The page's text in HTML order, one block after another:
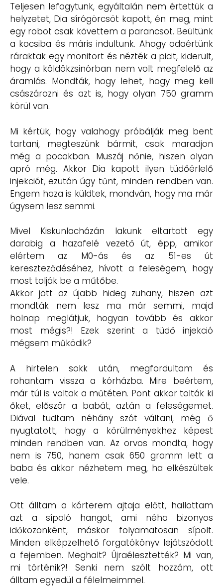
Teljesen lefagytunk, egyáltalán nem értettük a
helyzetet, Dia sírógörcsöt kapott, én meg, mint
egy robot csak követtem a parancsot. Beültünk
a kocsiba és máris indultunk. Ahogy odaértünk
ráraktak egy monitort és nézték a picit, kiderült,
hogy a köldökzsinórban nem volt megfelelő az
áramlás. Mondták, hogy lehet, hogy meg kell
császározni és azt is, hogy olyan 750 gramm
körül van.
Mi kértük, hogy valahogy próbálják meg bent
tartani, megteszünk bármit, csak maradjon
még a pocakban. Muszáj nőnie, hiszen olyan
apró még. Akkor Dia kapott ilyen tüdőérlelő
injekciót, ezután úgy tűnt, minden rendben van.
Engem haza is küldtek, mondván, hogy ma már
úgysem lesz semmi.
Mivel Kiskunlacházán lakunk eltartott egy
darabig a hazafelé vezető út, épp, amikor
elértem az M0-ás és az 51-es út
kereszteződéséhez, hívott a feleségem, hogy
most tolják be a műtőbe.
Akkor jött az újabb hideg zuhany, hiszen azt
mondták nem lesz ma már semmi, majd
holnap meglátjuk, hogyan tovább és akkor
most mégis?! Ezek szerint a tüdő injekció
mégsem működik?
A hirtelen sokk után, megfordultam és
rohantam vissza a kórházba. Mire beértem,
már túl is voltak a műtéten. Pont akkor tolták ki
őket, először a babát, aztán a feleségemet.
Diával tudtam néhány szót váltani, még ő
nyugtatott, hogy a körülményekhez képest
minden rendben van. Az orvos mondta, hogy
nem is 750, hanem csak 650 gramm lett a
baba és akkor nézhetem meg, ha elkészültek
vele.
Ott álltam a kórterem ajtaja előtt, hallottam
azt a sípoló hangot, ami néha bizonyos
időközönként, máskor folyamatosan sípolt.
Minden elképzelhető forgatókönyv lejátszódott
a fejemben. Meghalt? Újraélesztették? Mi van,
mi történik?! Senki nem szólt hozzám, ott
álltam egyedül a félelmeimmel.